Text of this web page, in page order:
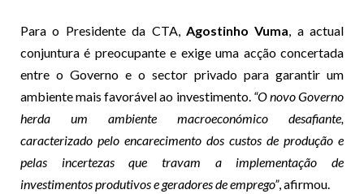
Para o Presidente da CTA, Agostinho Vuma, a actual
conjuntura é preocupante e exige uma acção concertada
entre o Governo e o sector privado para garantir um
ambiente mais favorável ao investimento. “O novo Governo
herda um ambiente macroeconómico desafiante,
caracterizado pelo encarecimento dos custos de produção e
pelas incertezas que travam a implementação de
investimentos produtivos e geradores de emprego”, afirmou.